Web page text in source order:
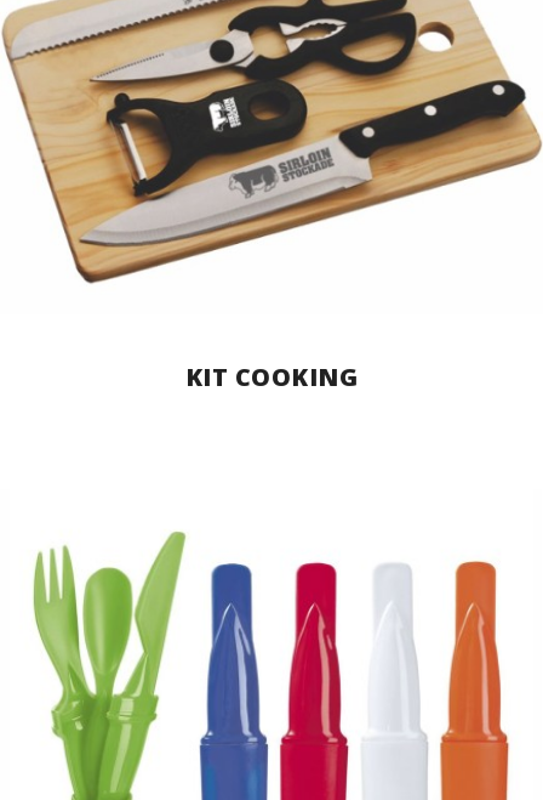
KIT COOKING